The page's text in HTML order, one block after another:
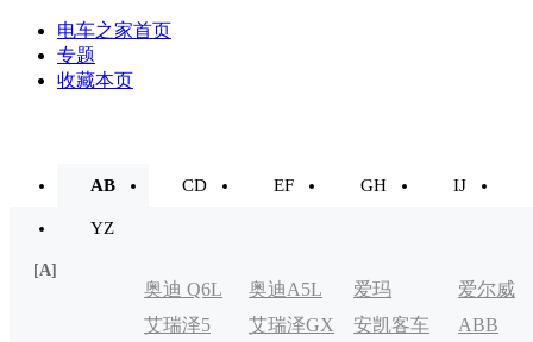
电车之家首页
专题
收藏本页
AB CD EF GH IJ
YZ
[A]
奥迪 Q6L
e-tron
奥迪A5L 爱玛
爱尔威
艾瑞泽5
艾瑞泽GX 安凯客车 ABB